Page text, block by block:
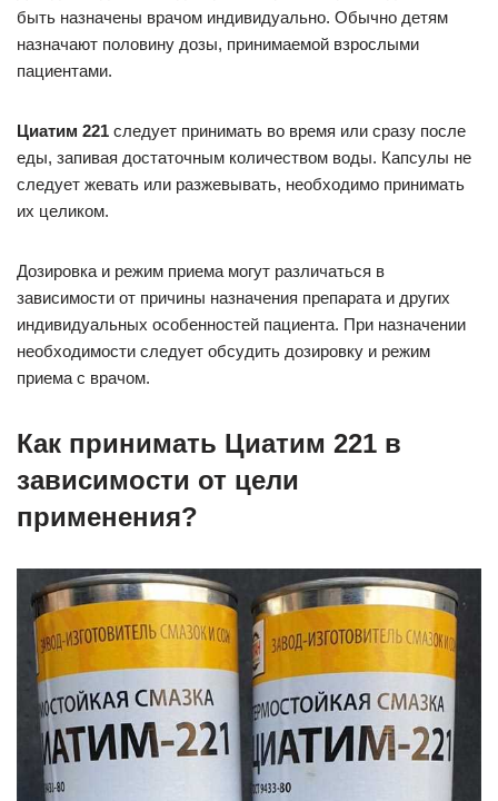
быть назначены врачом индивидуально. Обычно детям
назначают половину дозы, принимаемой взрослыми
пациентами.
Циатим 221 следует принимать во время или сразу после
еды, запивая достаточным количеством воды. Капсулы не
следует жевать или разжевывать, необходимо принимать
их целиком.
Дозировка и режим приема могут различаться в
зависимости от причины назначения препарата и других
индивидуальных особенностей пациента. При назначении
необходимости следует обсудить дозировку и режим
приема с врачом.
Как принимать Циатим 221 в
зависимости от цели
применения?